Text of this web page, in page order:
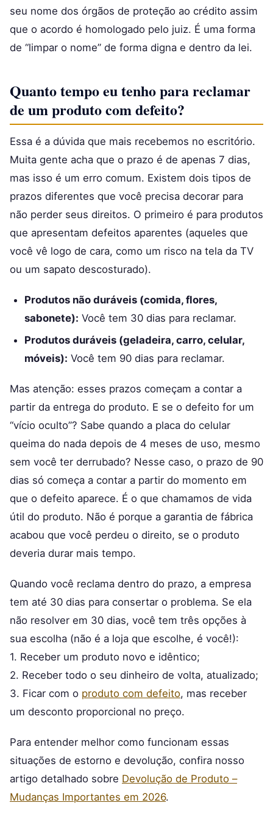
seu nome dos órgãos de proteção ao crédito assim
que o acordo é homologado pelo juiz. É uma forma
de “limpar o nome” de forma digna e dentro da lei.
Quanto tempo eu tenho para reclamar
de um produto com defeito?
Essa é a dúvida que mais recebemos no escritório.
Muita gente acha que o prazo é de apenas 7 dias,
mas isso é um erro comum. Existem dois tipos de
prazos diferentes que você precisa decorar para
não perder seus direitos. O primeiro é para produtos
que apresentam defeitos aparentes (aqueles que
você vê logo de cara, como um risco na tela da TV
ou um sapato descosturado).
Produtos não duráveis (comida, flores,
sabonete): Você tem 30 dias para reclamar.
Produtos duráveis (geladeira, carro, celular,
móveis): Você tem 90 dias para reclamar.
Mas atenção: esses prazos começam a contar a
partir da entrega do produto. E se o defeito for um
“vício oculto”? Sabe quando a placa do celular
queima do nada depois de 4 meses de uso, mesmo
sem você ter derrubado? Nesse caso, o prazo de 90
dias só começa a contar a partir do momento em
que o defeito aparece. É o que chamamos de vida
útil do produto. Não é porque a garantia de fábrica
acabou que você perdeu o direito, se o produto
deveria durar mais tempo.
Quando você reclama dentro do prazo, a empresa
tem até 30 dias para consertar o problema. Se ela
não resolver em 30 dias, você tem três opções à
sua escolha (não é a loja que escolhe, é você!):
1. Receber um produto novo e idêntico;
2. Receber todo o seu dinheiro de volta, atualizado;
3. Ficar com o produto com defeito, mas receber
um desconto proporcional no preço.
Para entender melhor como funcionam essas
situações de estorno e devolução, confira nosso
artigo detalhado sobre Devolução de Produto –
Mudanças Importantes em 2026.